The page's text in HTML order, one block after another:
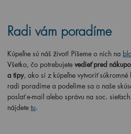
Radi vám poradíme
Kúpeľne sú náš život! Píšeme o nich na
Všetko, čo potrebujete vedieť pred
a tipy, ako si z kúpeľne vytvoriť súkromné
radi poradíme a podelíme sa o naše
poslať e-mail alebo správu na soc.
nájdete tu.